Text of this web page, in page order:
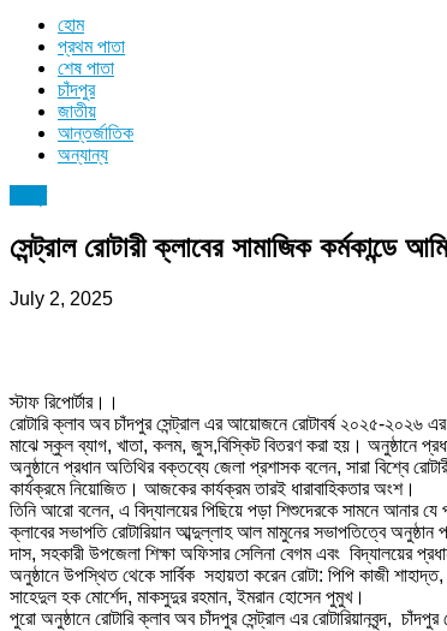
হোম
প্রথম পাতা
শেষ পাতা
চাঁদপুর
জাতীয়
আন্তর্জাতিক
অন্যান্য
সেন্ট্রাল রোটারী ক্লাবের সামাজিক কর্মকান্ডে
July 2, 2025
স্টাফ রিপোর্টার।।
রোটারি ক্লাব অব চাঁদপুর সেন্ট্রাল এর আয়োজনে রোটাবর্ষ ২০২৫-২০২৬
মাঝে স্কুল ব্যাগ, খাতা, কলম, জুস,বিস্কিট বিতরণ করা হয়। অনুষ্ঠানে
অনুষ্ঠানে প্রধান অতিথির বক্তব্যে জেলা প্রশাসক বলেন, সারা বিশ্বে
কার্যক্রমে নিয়োজিত। আজকের কার্যক্রম তারই ধারাবাহিকতার অংশ।
তিনি আরো বলেন, এ বিদ্যালয়ের পিছিয়ে পড়া শিশুদেরকে সামনে আনার
ক্লাবের সভাপতি রোটারিয়ান আব্দুল্লাহ আল মামুনের সভাপতিত্বে অনুষ্ঠান
দাস, সহকারী উপজেলা শিক্ষা অফিসার সেলিনা বেগম এবং বিদ্যালয়ের
অনুষ্ঠানে উপস্থিত থেকে সার্বিক সহায়তা করেন রোটা: পিপি কাজী
সাহেদুল হক মোর্শেদ, মাকসুদুর রহমান, ইমরান হোসেন পুমুখ।
পুরো অনুষ্ঠানে রোটারি ক্লাব অব চাঁদপুর সেন্ট্রাল এর রোটারিয়ানবৃন্দ, চাঁদপুর